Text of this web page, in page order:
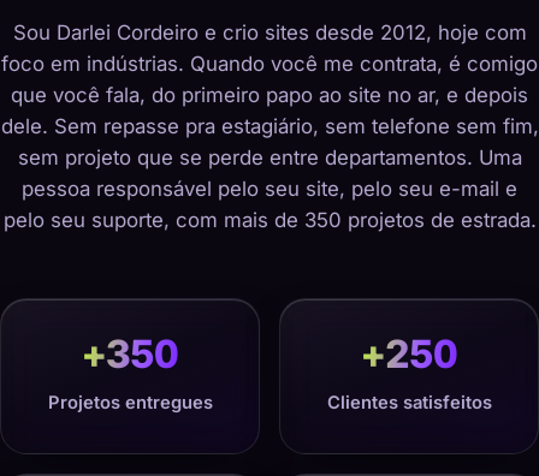
Sou Darlei Cordeiro e crio sites desde 2012, hoje com
foco em indústrias. Quando você me contrata, é comigo
que você fala, do primeiro papo ao site no ar, e depois
dele. Sem repasse pra estagiário, sem telefone sem fim,
sem projeto que se perde entre departamentos. Uma
pessoa responsável pelo seu site, pelo seu e-mail e
pelo seu suporte, com mais de 350 projetos de estrada.
+350
Projetos entregues
+250
Clientes satisfeitos